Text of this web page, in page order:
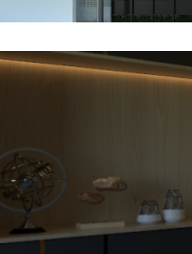
Nusa Multi Dimensi
berpengalaman membuat